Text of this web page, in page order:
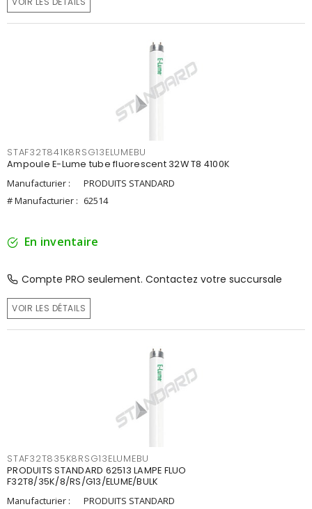
STAF32T841K8RSG13ELUMEBU
Ampoule E-Lume tube fluorescent 32W T8 4100K
Manufacturier :
PRODUITS STANDARD
# Manufacturier : 62514
En inventaire
Compte PRO seulement. Contactez votre succursale
VOIR LES DÉTAILS
STAF32T835K8RSG13ELUMEBU
PRODUITS STANDARD 62513 LAMPE FLUO
F32T8/35K/8/RS/G13/ELUME/BULK
Manufacturier :
PRODUITS STANDARD